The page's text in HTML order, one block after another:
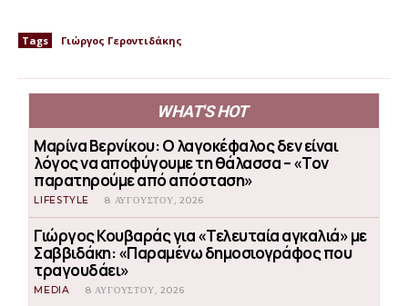
Tags Γιώργος Γεροντιδάκης
WHAT'S HOT
Μαρίνα Βερνίκου: Ο λαγοκέφαλος δεν είναι
λόγος να αποφύγουμε τη θάλασσα – «Τον
παρατηρούμε από απόσταση»
LIFESTYLE 8 ΑΥΓΟΎΣΤΟΥ, 2026
Γιώργος Κουβαράς για «Τελευταία αγκαλιά» με
Σαββιδάκη: «Παραμένω δημοσιογράφος που
τραγουδάει»
MEDIA 8 ΑΥΓΟΎΣΤΟΥ, 2026